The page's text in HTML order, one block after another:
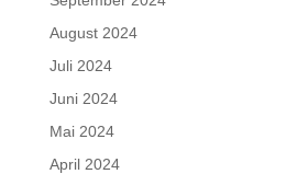
August 2024
Juli 2024
Juni 2024
Mai 2024
April 2024